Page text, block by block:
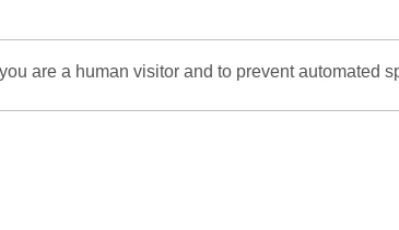
are a human visitor and to prevent automated